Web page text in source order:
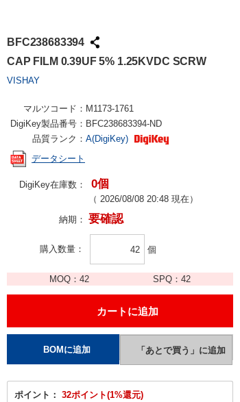
BFC238683394
CAP FILM 0.39UF 5% 1.25KVDC SCRW
VISHAY
マルツコード： M1173-1761
DigiKey製品番号： BFC238683394-ND
品質ランク： A(DigiKey)
データシート
DigiKey在庫数： 0個
（ 2026/08/08 20:48 現在）
納期： 要確認
購入数量 個
MOQ： 42 SPQ：42
ポイント： 32ポイント(1%還元)